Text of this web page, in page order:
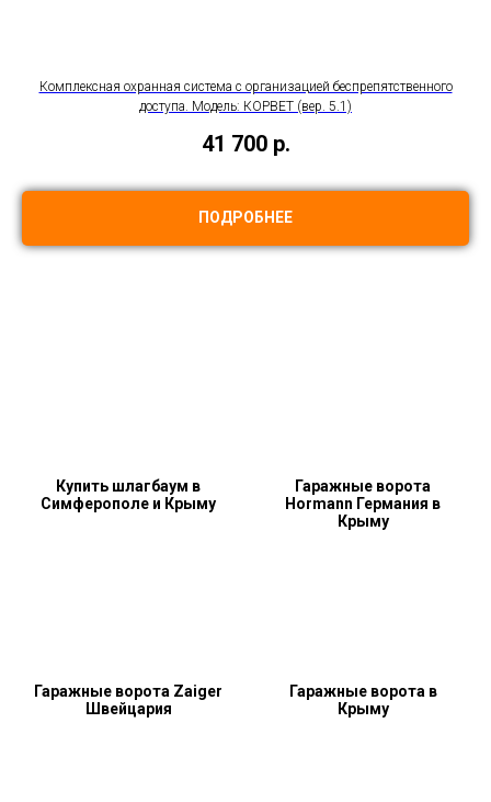
Комплексная охранная система с организацией беспрепятственного
доступа. Модель: КОРВЕТ (вер. 5.1)
41 700 р.
ПОДРОБНЕЕ
Купить шлагбаум в
Симферополе и Крыму
Гаражные ворота
Hormann Германия в
Крыму
Гаражные ворота Zaiger
Швейцария
Гаражные ворота в
Крыму